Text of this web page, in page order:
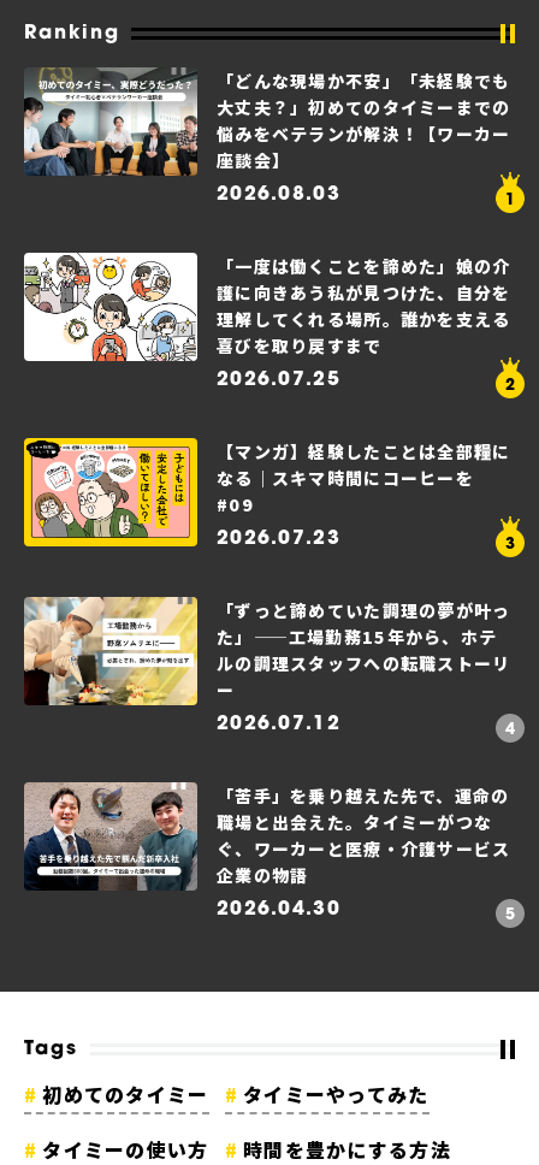
Ranking
「どんな現場か不安」「未経験でも
大丈夫？」初めてのタイミーまでの
悩みをベテランが解決！【ワーカー
座談会】
2026.08.03
「一度は働くことを諦めた」娘の介
護に向きあう私が見つけた、自分を
理解してくれる場所。誰かを支える
喜びを取り戻すまで
2026.07.25
【マンガ】経験したことは全部糧に
なる｜スキマ時間にコーヒーを
#09
2026.07.23
「ずっと諦めていた調理の夢が叶っ
た」——工場勤務15年から、ホテ
ルの調理スタッフへの転職ストーリ
ー
2026.07.12
「苦手」を乗り越えた先で、運命の
職場と出会えた。タイミーがつな
ぐ、ワーカーと医療・介護サービス
企業の物語
2026.04.30
Tags
初めてのタイミー
タイミーやってみた
タイミーの使い方
時間を豊かにする方法